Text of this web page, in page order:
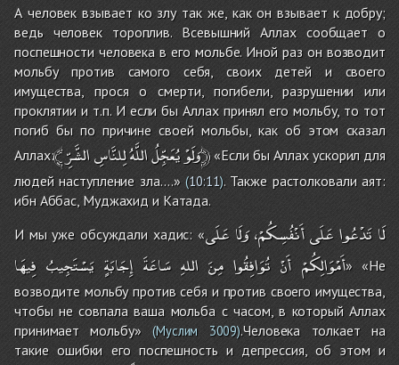
А человек взывает ко злу так же, как он взывает к добру;
ведь человек тороплив. Всевышний Аллах сообщает о
поспешности человека в его мольбе. Иной раз он возводит
мольбу против самого себя, своих детей и своего
имущества, прося о смерти, погибели, разрушении или
проклятии и т.п. И если бы Аллах принял его мольбу, то тот
погиб бы по причине своей мольбы, как об этом сказал
Аллах:﴾ وَلَوْيُعَجِّلُاللَّهُلِلنَّاسِ الشَّرِّ﴿«Если бы Аллах ускорил для
людей наступление зла….»(10:11). Также растолковали аят:
ибн Аббас, Муджахид и Катада.
И мы уже обсуждали хадис: «
لَاتَدْعُواعَلَىأَنْفُسِكُمْ،وَلَا عَلَى
أَمْوَالِكُمْ أَنْ تُوَافِقُوا مِنَ اللهِ سَاعَةَ إِجَابَةٍ يَسْتَجِيبُ فِيهَا
» «Не
возводите мольбу против себя и против своего имущества,
чтобы не совпала ваша мольба с часом, в который Аллах
принимает мольбу»(Муслим 3009).Человека толкает на
такие ошибки его поспешность и депрессия, об этом и